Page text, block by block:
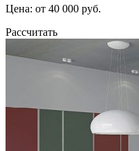
Цена: от 40 000 руб.
Рассчитать